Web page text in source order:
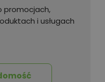
promocjach,
i usługach